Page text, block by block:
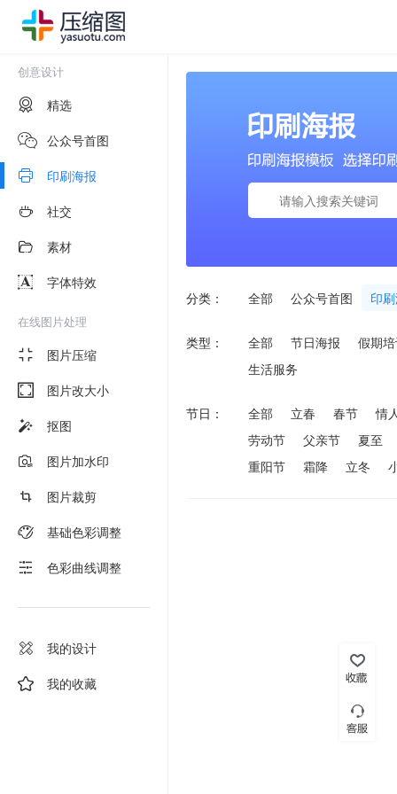
创意设计
精选
公众号首图
印刷海报
社交
素材
字体特效
在线图片处理
图片压缩
图片改大小
抠图
图片加水印
图片裁剪
基础色彩调整
色彩曲线调整
我的设计
我的收藏
分类： 全部 公众号首图 印
类型： 全部 节日海报
假期
生活服务
节日： 全部 立春 春节
情
劳动节
父亲节
夏至
重阳节
霜降 立冬